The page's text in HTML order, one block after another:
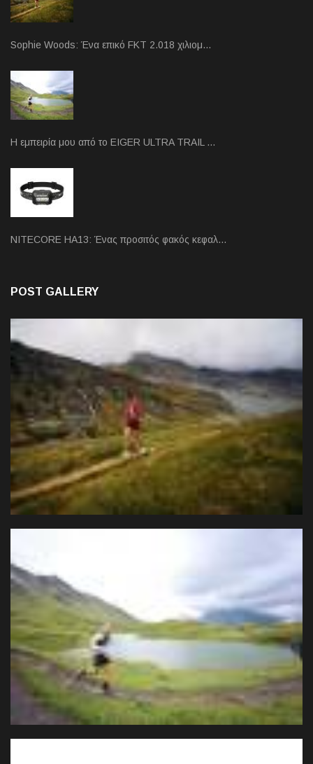
Sophie Woods: Ένα επικό FKT 2.018 χιλιομ…
Η εμπειρία μου από το EIGER ULTRA TRAIL …
NITECORE HA13: Ένας προσιτός φακός κεφαλ…
POST GALLERY